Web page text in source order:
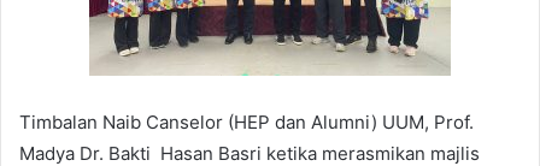
Timbalan Naib Canselor (HEP dan Alumni) UUM, Prof.
Madya Dr. Bakti Hasan Basri ketika merasmikan majlis